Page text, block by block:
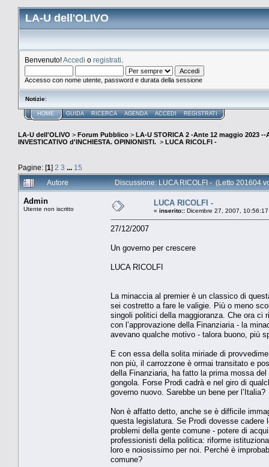
LA-U dell'OLIVO
Benvenuto!Accedi o registrati
Accesso con nome utente, password e durata della sessione
Notizie:
HOME GUIDA RICERCA AGENDA ACCEDI REGISTRATI
LA-U dell'OLIVO > Forum Pubblico > LA-U STORICA 2 -Ante 12 maggio 2023 --
INVESTICATIVO d'INCHIESTA. OPINIONISTI. > LUCA RICOLFI -
Pagine: [1] 2 3 ... 15
Autore
Discussione: LUCA RICOLFI - (Letto 201604
Admin
Utente non iscritto
LUCA RICOLFI -
« inserito:: Dicembre 27, 2007,
27/12/2007
Un governo per crescere
LUCA RICOLFI
La minaccia al premier è un classico di
sei costretto a fare le valigie. Più o meno
singoli politici della maggioranza. Che ora ci
con l’approvazione della Finanziaria - la
avevano qualche motivo - talora buono, più
E con essa della solita miriade di
non più, il carrozzone è ormai transitato e
della Finanziaria, ha fatto la prima mossa
gongola. Forse Prodi cadrà e nel giro di
governo nuovo. Sarebbe un bene per l’Italia?
Non è affatto detto, anche se è difficile
questa legislatura. Se Prodi dovesse cadere
problemi della gente comune - potere di
professionisti della politica: riforme
loro e noiosissimo per noi. Perché è
comune?